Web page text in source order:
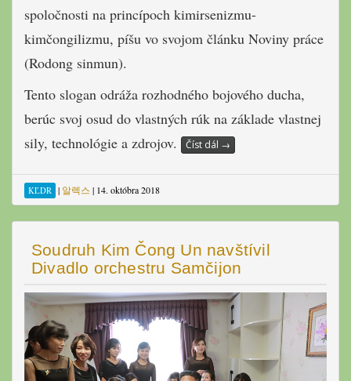
spoločnosti na princípoch kimirsenizmu-
kimčongilizmu, píšu vo svojom článku Noviny práce
(Rodong sinmun).
Tento slogan odráža rozhodného bojového ducha,
berúc svoj osud do vlastných rúk na základe vlastnej
sily, technológie a zdrojov.
Číst dál →
KĽDR | 알렉스 | 14. októbra 2018
Soudruh Kim Čong Un navštívil
Divadlo orchestru Samčijon